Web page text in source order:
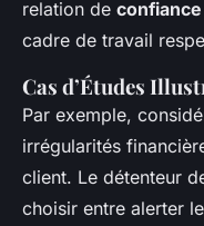
relation de confiance
cadre de travail
Cas d’Études
Par exemple,
irrégularités
client. Le détenteur
choisir entre alerter